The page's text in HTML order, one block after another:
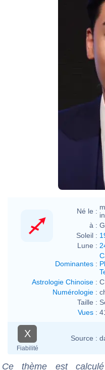
Né le :
à :
Soleil :
Lune :
Dominantes :
Astrologie Chinoise :
Numérologie :
Taille :
Vues :
X
Fiabilité
Source :
Ce thème est